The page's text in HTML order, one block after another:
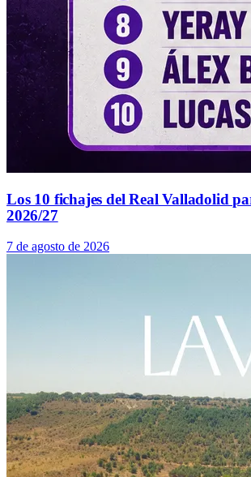
Los 10 fichajes del Real Valladolid
2026/27
7 de agosto de 2026